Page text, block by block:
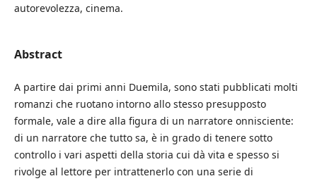
autorevolezza, cinema.
Abstract
A partire dai primi anni Duemila, sono stati pubblicati molti
romanzi che ruotano intorno allo stesso presupposto
formale, vale a dire alla figura di un narratore onnisciente:
di un narratore che tutto sa, è in grado di tenere sotto
controllo i vari aspetti della storia cui dà vita e spesso si
rivolge al lettore per intrattenerlo con una serie di